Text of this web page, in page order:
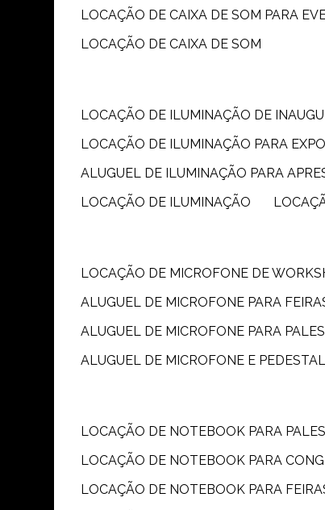
LOCAÇÃO DE CAIXA DE SOM PARA
LOCAÇÃO DE CAIXA DE SOM
LOCAÇÃO DE ILUMINAÇÃO DE
LOCAÇÃO DE ILUMINAÇÃO PARA
ALUGUEL DE ILUMINAÇÃO PARA
LOCAÇÃO DE ILUMINAÇÃO
LOCAÇÃO DE MICROFONE DE
ALUGUEL DE MICROFONE PARA
ALUGUEL DE MICROFONE PARA
ALUGUEL DE MICROFONE E PEDESTAL
LOCAÇÃO DE NOTEBOOK PARA
LOCAÇÃO DE NOTEBOOK PARA
LOCAÇÃO DE NOTEBOOK PARA